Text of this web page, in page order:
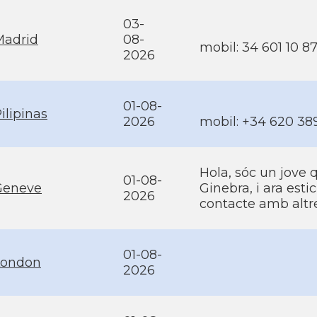
03-
08-
2026
mobil: 34 601 10
01-08-
2026
mobil: +34 620
01-08-
2026
Hola, sóc un jove
Ginebra, i ara
contacte amb
01-08-
2026